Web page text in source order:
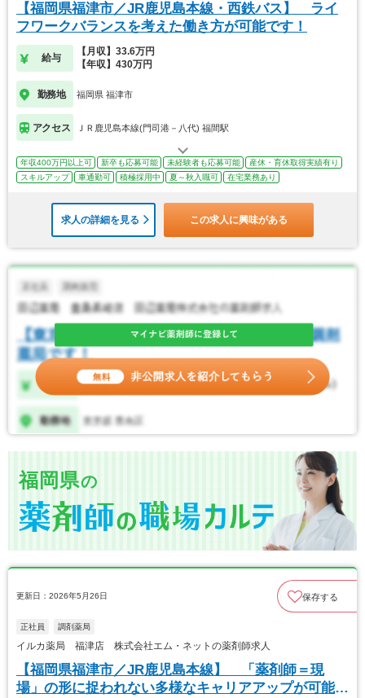
【福岡県福津市／JR鹿児島本線・西鉄バス】 ライ
フワークバランスを考えた働き方が可能です！
給与
【月収】33.6万円
【年収】430万円
勤務地 福岡県 福津市
アクセス ＪＲ鹿児島本線(門司港－八代) 福間駅
年収400万円以上可 新卒も応募可能 未経験者も応募可能
産休・育休取得実績有り
スキルアップ
車通勤可 積極採用中 夏～秋入職可 在宅業務あり
求人の詳細を見る この求人に興味がある
福岡県の
更新日：2026年5月26日 保存する
正社員 調剤薬局
イルカ薬局 福津店 株式会社エム・ネットの薬剤師求人
【福岡県福津市／JR鹿児島本線】 「薬剤師＝現
場」の形に捉われない多様なキャリアアップが可能で